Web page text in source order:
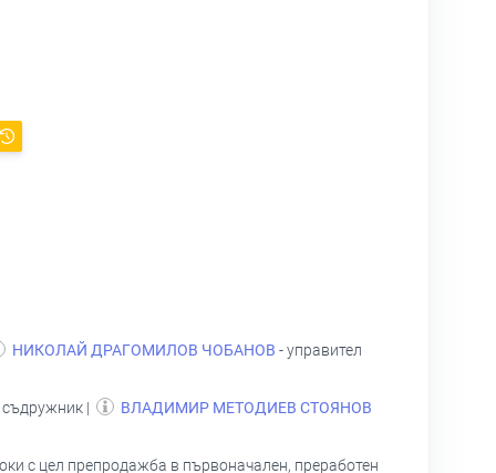
НИКОЛАЙ ДРАГОМИЛОВ ЧОБАНОВ - управител
| ВЛАДИМИР МЕТОДИЕВ СТОЯНОВ
с цел препродажба в първоначален, преработен